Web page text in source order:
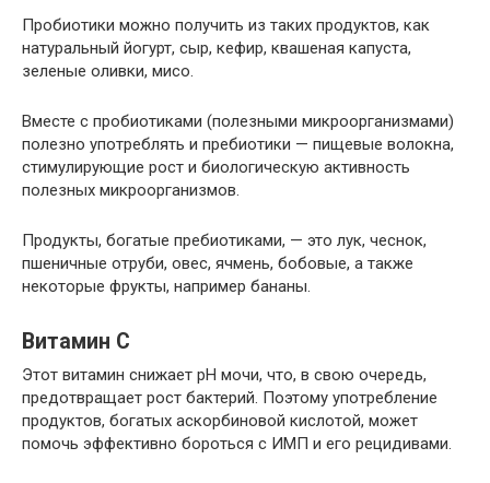
Пробиотики можно получить из таких продуктов, как
натуральный йогурт, сыр, кефир, квашеная капуста,
зеленые оливки, мисо.
Вместе с пробиотиками (полезными микроорганизмами)
полезно употреблять и пребиотики — пищевые волокна,
стимулирующие рост и биологическую активность
полезных микроорганизмов.
Продукты, богатые пребиотиками, — это лук, чеснок,
пшеничные отруби, овес, ячмень, бобовые, а также
некоторые фрукты, например бананы.
Витамин С
Этот витамин снижает pH мочи, что, в свою очередь,
предотвращает рост бактерий. Поэтому употребление
продуктов, богатых аскорбиновой кислотой, может
помочь эффективно бороться с ИМП и его рецидивами.